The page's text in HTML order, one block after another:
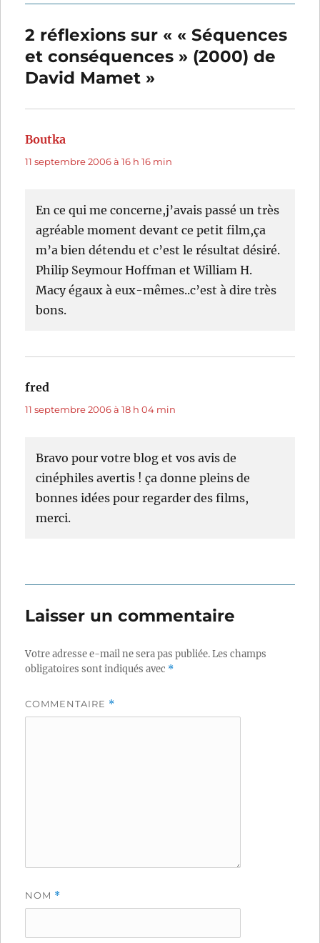
2 réflexions sur « « Séquences
et conséquences » (2000) de
David Mamet »
Boutka
11 septembre 2006 à 16 h 16 min
En ce qui me concerne,j’avais passé un très
agréable moment devant ce petit film,ça
m’a bien détendu et c’est le résultat désiré.
Philip Seymour Hoffman et William H.
Macy égaux à eux-mêmes..c’est à dire très
bons.
fred
11 septembre 2006 à 18 h 04 min
Bravo pour votre blog et vos avis de
cinéphiles avertis ! ça donne pleins de
bonnes idées pour regarder des films,
merci.
Laisser un commentaire
Votre adresse e-mail ne sera pas publiée.Les champs
obligatoires sont indiqués avec *
COMMENTAIRE *
NOM *